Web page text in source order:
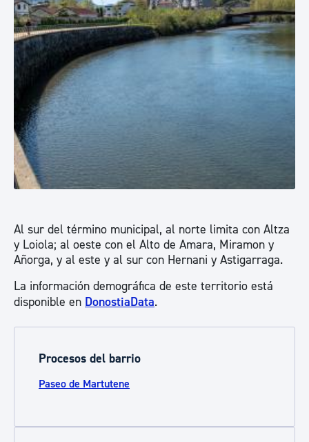
Al sur del término municipal, al norte limita con Altza
y Loiola; al oeste con el Alto de Amara, Miramon y
Añorga, y al este y al sur con Hernani y Astigarraga.
La información demográfica de este territorio está
disponible en DonostiaData.
Procesos del barrio
Paseo de Martutene